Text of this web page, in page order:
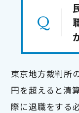
東京地方裁判所
円を超えると清
際に退職をする